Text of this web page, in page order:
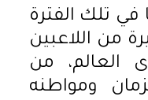
في تلك الفترة
من اللاعبين
العالم، من
ومواطنه